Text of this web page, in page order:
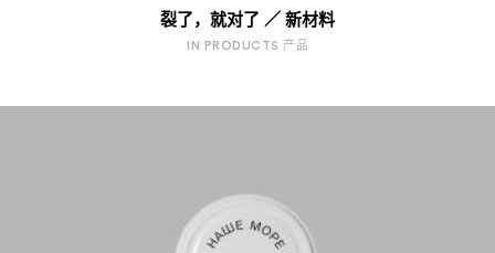
裂了，就对了 ／ 新材料
IN PRODUCTS 产品